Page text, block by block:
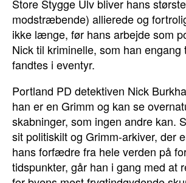
Store Stygge Ulv bliver hans
modstræbende) allierede og
ikke længe, før hans arbejde som
Nick til kriminelle, som han engang
fandtes i eventyr.
Portland PD detektiven Nick
han er en Grimm og kan se
skabninger, som ingen andre kan.
sit politiskilt og Grimm-arkiver, der
hans forfædre fra hele verden på
tidspunkter, går han i gang med at